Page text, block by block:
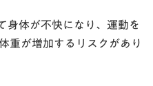
身体が不快になり、運動を
重が増加するリスクがあり